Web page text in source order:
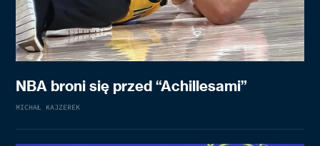
NBA broni się przed “Achillesami”
MICHAŁ KAJZEREK